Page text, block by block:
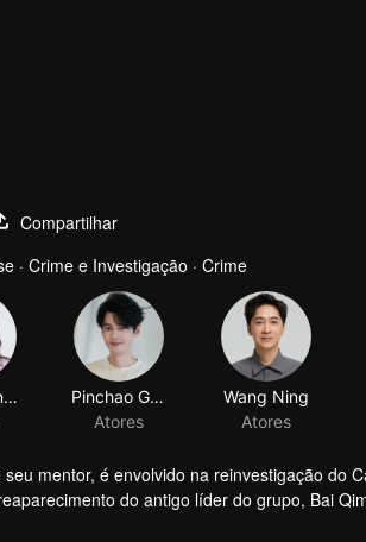
Compartilhar
· Crime e Investigação · Crime
Huang Tingting
Pinchao Guo
Atores
Wang Ning
Atores
mentor, é envolvido na reinvestigação do
do antigo líder do grupo, Bai
o que começou como uma caçada a
explora a boa vontade pública para obter